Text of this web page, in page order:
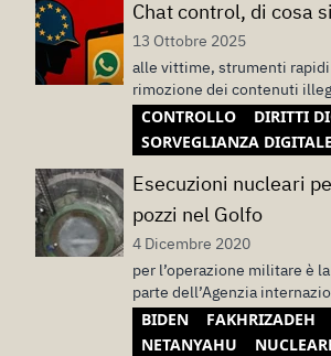
Chat control, di cosa
13 Ottobre 2025
alle vittime, strumenti
rimozione dei contenuti
CONTROLLO
DIRITTI
SORVEGLIANZA DIGITALE
Esecuzioni nucleari
pozzi nel Golfo
4 Dicembre 2020
per l’operazione militare è la
parte dell’Agenzia
BIDEN FAKHRIZADEH
NETANYAHU